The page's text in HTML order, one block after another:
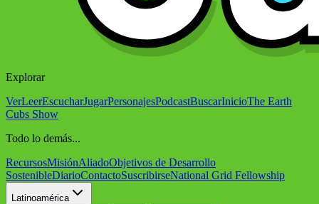
Explorar
VerLeerEscucharJugarPersonajesPodcastBuscarInicioThe Earth
Cubs Show
Todo lo demás...
RecursosMisiónAliadoObjetivos de Desarrollo
SostenibleDiarioContactoSuscribirseNational Grid Fellowship
Latinoamérica